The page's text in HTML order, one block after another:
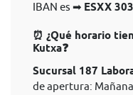
IBAN es ➡ ESXX
⏰ ¿Qué horario
Kutxa❓
Sucursal 187
de apertura: